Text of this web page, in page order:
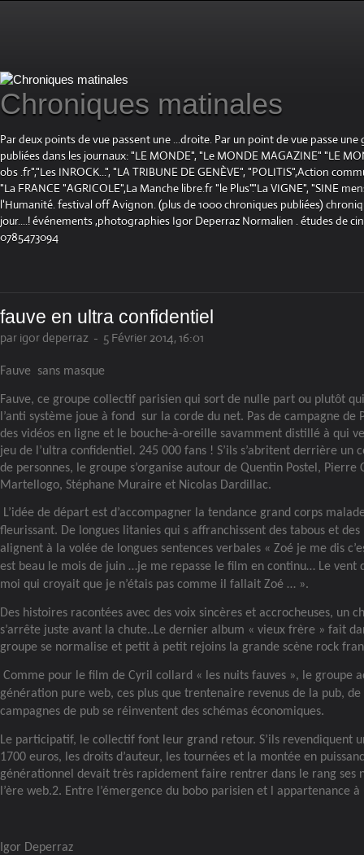
Chroniques matinales
Par deux points de vue passent une ...droite. Par un point de vue passe
publiées dans les journaux: "LE MONDE", "Le MONDE MAGAZINE" "LE
obs .fr","Les INROCK...", "LA TRIBUNE DE GENÈVE", "POLITIS",Action
"La FRANCE "AGRICOLE",La Manche libre.fr "le Plus"."La VIGNE", "SINE
l'Humanité. festival off Avignon. (plus de 1000 chroniques publiées)
jour....! événements ,photographies Igor Deperraz Normalien . études de
0785473094
fauve en ultra confidentiel
par igor deperraz - 5 Février 2014, 16:01
Fauve sans masque
Fauve, ce groupe collectif parisien qui sort de nulle part ou plutôt
l’anti système joue à fond
sur la corde du net. Pas de campagne de
des vidéos en ligne et le bouche-à-oreille savamment distillé à qui
jeu de l’ultra confidentiel. 245 000 fans ! S’ils s’abritent derrière un
de personnes, le groupe s’organise autour de Quentin Postel, Pierre
Martellogo, Stéphane Muraire et Nicolas Dardillac.
L’idée de départ est d’accompagner la tendance grand corps
fleurissant. De longues litanies qui s affranchissent des tabous et
alignent à la volée de longues sentences verbales « Zoé je me dis
est beau le mois de juin …je me repasse le film en continu… Le vent
moi qui croyait que je n’étais pas comme il fallait Zoé … ».
Des histoires racontées avec des voix sincères et accrocheuses, un
s’arrête juste avant la chute..Le dernier album « vieux frère » fait
groupe se normalise et petit à petit rejoins la grande scène rock
Comme pour le film de Cyril collard « les nuits fauves », le groupe
génération pure web, ces plus que trentenaire revenus de la pub,
campagnes de pub se réinventent des schémas économiques.
Le participatif, le collectif font leur grand retour. S’ils revendiquent
1700 euros, les droits d’auteur, les tournées et la montée en
générationnel devait très rapidement faire rentrer dans le rang ses
l’ère web.2. Entre l’émergence du bobo parisien et l appartenance
Igor Deperraz